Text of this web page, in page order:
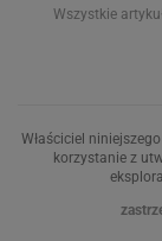
Wszystkie
Właściciel
korzystanie z